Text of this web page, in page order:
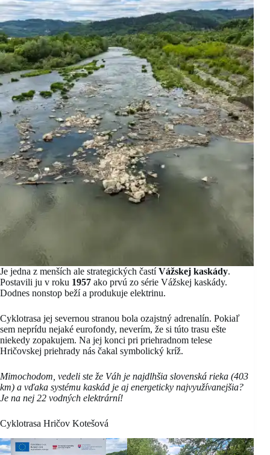
Je jedna z menších ale strategických častíVážskej kaskády.
Postavili ju v roku 1957 ako prvú zo série Vážskej kaskády.
Dodnes nonstop beží a produkuje elektrinu.
Cyklotrasa jej severnou stranou bola ozajstný adrenalín. Pokiaľ
sem neprídu nejaké eurofondy, neverím, že si túto trasu ešte
niekedy zopakujem. Na jej konci pri priehradnom telese
Hričovskej priehrady nás čakal symbolický kríž.
Mimochodom, vedeli ste že Váh je najdlhšia slovenská rieka (403
km) a vďaka systému kaskád je aj energeticky najvyužívanejšia?
Je na nej 22 vodných elektrární!
Cyklotrasa Hričov Kotešová